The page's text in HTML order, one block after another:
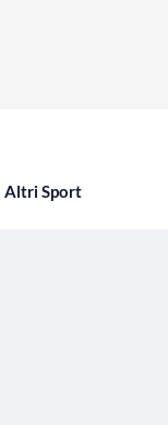
Altri Sport